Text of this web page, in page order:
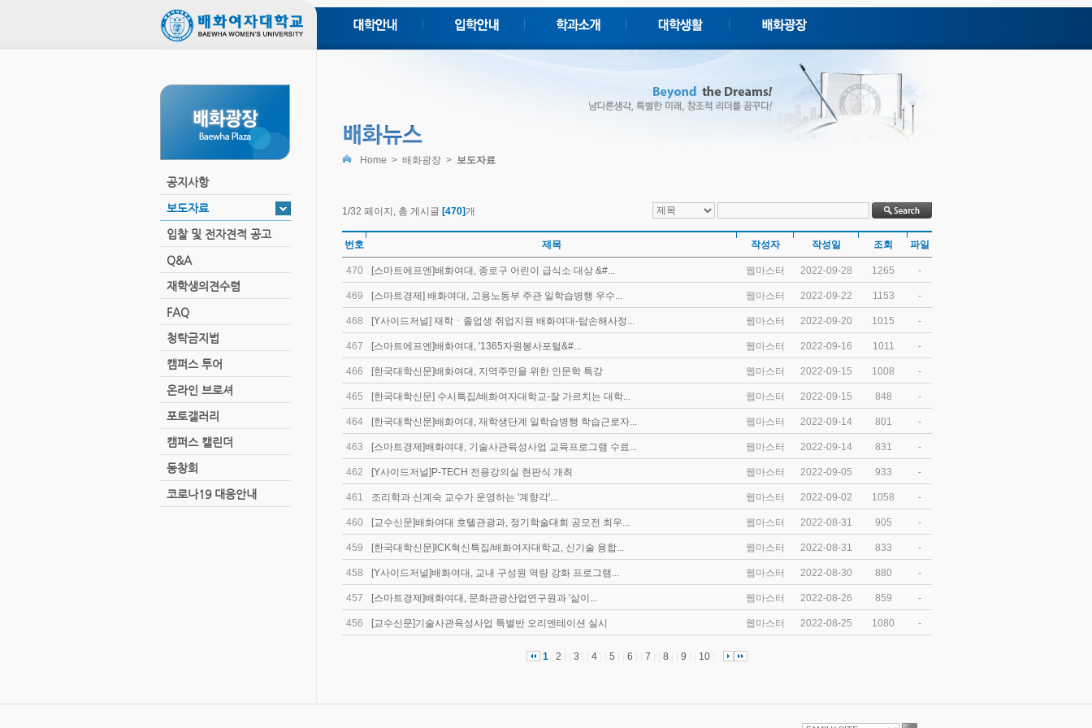
부서안내
부속/부설기관
교내전화번호
대학평의원회
대학자체평가
발전기금
정보공개
외식조리디저트전
식품영양학과
유아교육과
스마트IT학과
SW보안융합학과
패션산업학과
학사학위과정
스마트IT학과
유아교육학과
패션산업학과
국제무역물류학과
SW보안융합학과
증명서발급
취업지원
보도자료
입찰 및 전자견적 공고
재학생 의견수렴
코로나19 대응안내
공지사항
보도자료
입찰 및 전자견적 공고
Q&A
재학생의견수렴
FAQ
청탁금지법
캠퍼스 투어
온라인 브로셔
포토갤러리
캠퍼스 캘린더
동창회
코로나19 대응안내
Home > 배화광장 > 보도자료
1/32 페이지, 총 게시글 [470]개
번호 제목 작성자 작성일 조회 파일
470 [스마트에프엔]배화여대, 종로구 어린이 급식소 대상 &#... 웹마스터 2022-09-28 1265 -
469 [스마트경제] 배화여대, 고용노동부 주관 일학습병행 우수... 웹마스터 2022-09-22 1153 -
468 [Y사이드저널] 재학ㆍ졸업생 취업지원 배화여대-탑손해사정... 웹마스터 2022-09-20 1015 -
467 [스마트에프엔]배화여대, '1365자원봉사포털&#... 웹마스터 2022-09-16 1011 -
466 [한국대학신문]배화여대, 지역주민을 위한 인문학 특강 웹마스터 2022-09-15 1008 -
465 [한국대학신문] 수시특집/배화여자대학교-잘 가르치는 대학... 웹마스터 2022-09-15 848 -
464 [한국대학신문]배화여대, 재학생단계 일학습병행 학습근로자... 웹마스터 2022-09-14 801 -
463 [스마트경제]배화여대, 기술사관육성사업 교육프로그램 수료... 웹마스터 2022-09-14 831 -
462 [Y사이드저널]P-TECH 전용강의실 현판식 개최 웹마스터 2022-09-05 933 -
461 조리학과 신계숙 교수가 운영하는 '계향각'... 웹마스터 2022-09-02 1058 -
460 [교수신문]배화여대 호텔관광과, 정기학술대회 공모전 최우... 웹마스터 2022-08-31 905 -
459 [한국대학신문]ICK혁신특집/배화여자대학교, 신기술 융합... 웹마스터 2022-08-31 833 -
458 [Y사이드저널]배화여대, 교내 구성원 역량 강화 프로그램... 웹마스터 2022-08-30 880 -
457 [스마트경제]배화여대, 문화관광산업연구원과 '삶이... 웹마스터 2022-08-26 859 -
456 [교수신문]기술사관육성사업 특별반 오리엔테이션 실시 웹마스터 2022-08-25 1080 -
1 2 3 4 5 6 7 8 9 10